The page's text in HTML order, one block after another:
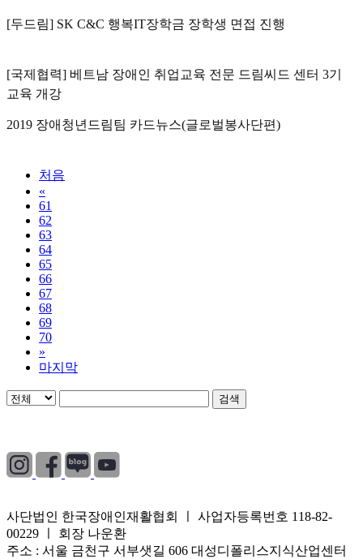
[두드림] SK C&C 행복IT장학금 장학생 면접 진행
[국제협력] 베트남 장애인 취업교육 전문 드림씨드 센터 3기
교육 개강
2019 장애청년드림팀 카드뉴스(글로벌봉사단편)
처음
«
61
62
63
64
65
66
67
68
69
70
»
마지막
검색
사단법인 한국장애인재활협회 ㅣ 사업자등록번호 118-82-
00229 ㅣ 회장 나운환
주소 : 서울 금천구 서부샛길 606 대성디폴리스지식산업센터